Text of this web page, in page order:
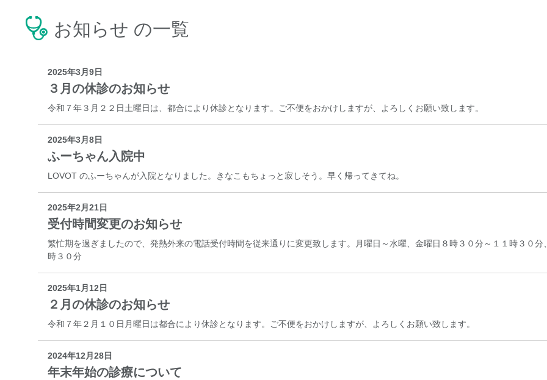
お知らせ の一覧
2025年3月9日
３月の休診のお知らせ
令和７年３月２２日土曜日は、都合により休診となります。ご不便をおかけしますが、よろしくお願い致します。
2025年3月8日
ふーちゃん入院中
LOVOT のふーちゃんが入院となりました。きなこもちょっと寂しそう。早く帰ってきてね。
2025年2月21日
受付時間変更のお知らせ
繁忙期を過ぎましたので、発熱外来の電話受付時間を従来通りに変更致します。月曜日～水曜、金曜日８時３０分～１１時３０
時３０分
2025年1月12日
２月の休診のお知らせ
令和７年２月１０日月曜日は都合により休診となります。ご不便をおかけしますが、よろしくお願い致します。
2024年12月28日
年末年始の診療について